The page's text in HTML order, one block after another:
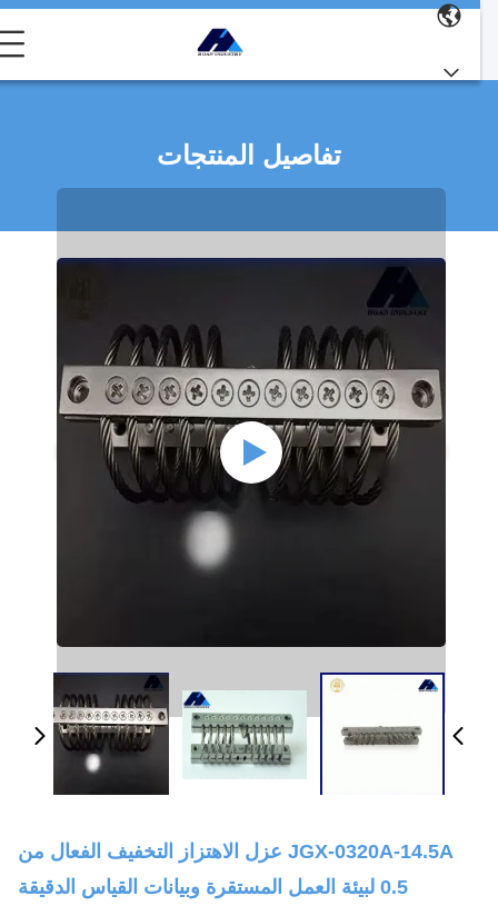
تفاصيل المنتجات
JGX-0320A-14.5A عزل الاهتزاز التخفيف الفعال من
0.5 لبيئة العمل المستقرة وبيانات القياس الدقيقة